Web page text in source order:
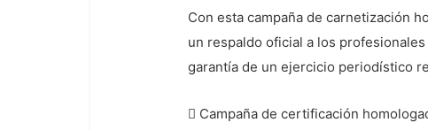
Con esta campaña de carnetización
un respaldo oficial a los
garantía de un ejercicio periodístico
 Campaña de certificación